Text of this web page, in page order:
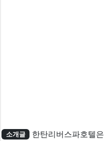
소개글
한탄리버스파호텔